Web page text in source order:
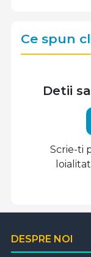
Ce spun
Detii
Scrie-ti
DESPRE NOI